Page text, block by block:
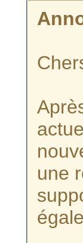
une